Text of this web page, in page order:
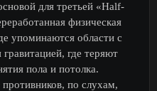
для третьей «Half-
физическая
упоминаются области с
где теряют
пола и потолка.
по слухам,